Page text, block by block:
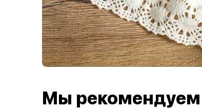
Мы рекомендуем